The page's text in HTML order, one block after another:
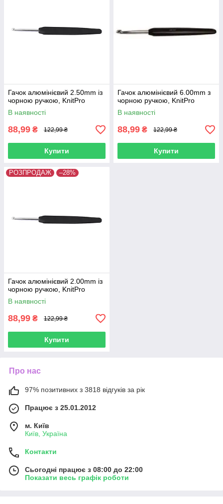
Гачок алюмінієвий 2.50mm із
чорною ручкою, KnitPro
В наявності
88,99 ₴ 122,99 ₴
Купити
Гачок алюмінієвий 6.00mm з
чорною ручкою, KnitPro
В наявності
88,99 ₴ 122,99 ₴
Купити
РОЗПРОДАЖ –28%
Гачок алюмінієвий 2.00mm із
чорною ручкою, KnitPro
В наявності
88,99 ₴ 122,99 ₴
Купити
Про нас
97% позитивних з 3818 відгуків за рік
Працює з 25.01.2012
м. Київ
Київ, Україна
Контакти
Сьогодні працює з 08:00 до 22:00
Показати весь графік роботи